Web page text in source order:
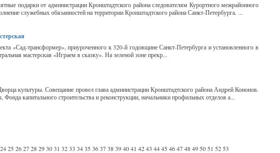
подарки от администрации Кронштадтского района следователям Курортного межрайонного
служебных обязанностей на территории Кронштадтского района Санкт-Петербурга. ...
«Сад-трансформер», приуроченного к 320-й годовщине Санкт-Петербурга и установленного в
мастерская «Играем в сказку». На зеленой зоне прекр...
культуры. Совещание провел глава администрации Кронштадтского района Андрей Кононов.
капитального строительства и реконструкции, начальники профильных отделов а...
24 25 26 27 28 29 30 31 32 33 34 35 36 37 38 39 40 41 42 43 44 45 46 47 48 49 50 51 52 53